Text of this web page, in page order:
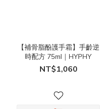
【補骨脂酚護手霜】手齡逆
時配方 75ml｜HYPHY
NT$1,060